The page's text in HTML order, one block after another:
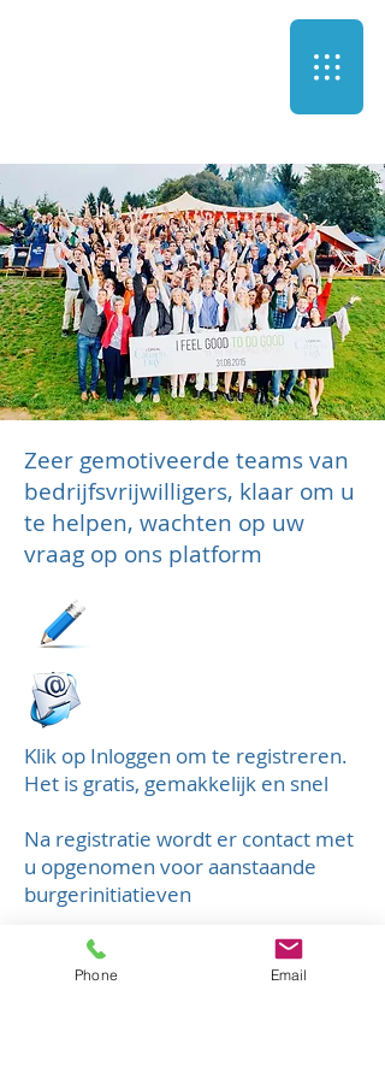
Zeer gemotiveerde teams van
bedrijfsvrijwilligers, klaar om u
te helpen, wachten op uw
vraag op ons platform
Klik op Inloggen om te registreren.
Het is gratis, gemakkelijk en snel
Na registratie wordt er contact met
u opgenomen voor aanstaande
burgerinitiatieven
​U kunt uw specifieke wensen en
periodes voor het jaar ook mailen
Phone Email